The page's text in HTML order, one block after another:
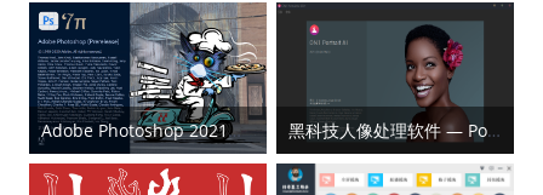
Adobe Photoshop 2021中文破解版 黑科技人像处理软件 — Portrait AI 多语特别版